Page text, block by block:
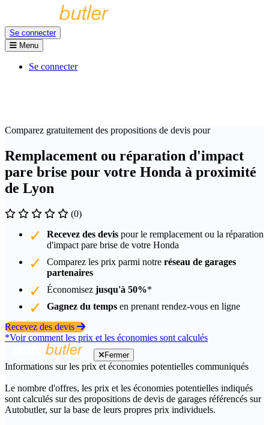
Se connecter
Menu
Se connecter
Comparez gratuitement des propositions de devis pour
Remplacement ou réparation d'impact
pare brise pour votre Honda à proximité
de Lyon
(0)
Recevez des devis pour le remplacement ou la réparation
d'impact pare brise de votre Honda
Comparez les prix parmi notre réseau de garages
partenaires
Économisez jusqu'à 50%*
Gagnez du temps en prenant rendez-vous en ligne
Recevez des devis
*Voir comment les prix et les économies sont calculés
Fermer
Informations sur les prix et économies potentielles communiqués
Le nombre d'offres, les prix et les économies potentielles indiqués
sont calculés sur des propositions de devis de garages référencés sur
Autobutler, sur la base de leurs propres prix individuels.